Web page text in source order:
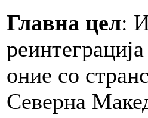
Главна цел:
оние со
Северна